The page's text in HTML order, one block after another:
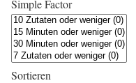
Simple Factor
Sortieren